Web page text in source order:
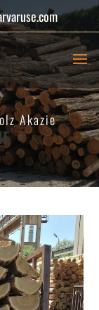
Akazie